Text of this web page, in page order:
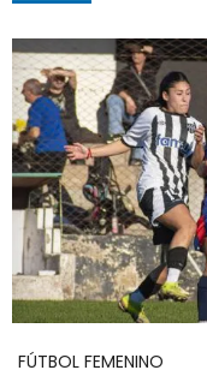
FÚTBOL FEMENINO